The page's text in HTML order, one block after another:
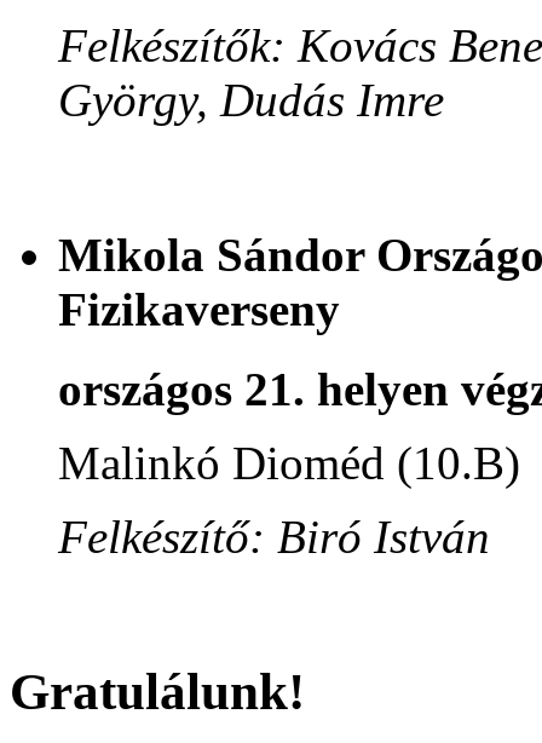
Felkészítők: Kovács
György, Dudás Imre
Mikola Sándor
Fizikaverseny
országos 21. helyen
Malinkó Dioméd (10.B)
Felkészítő: Biró István
Gratulálunk!